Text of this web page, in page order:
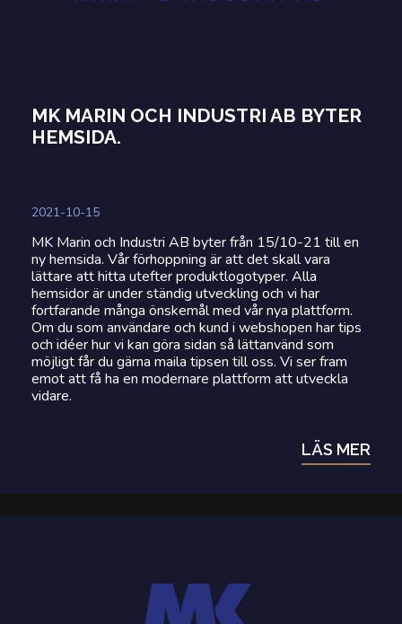
MK MARIN OCH INDUSTRI AB BYTER
HEMSIDA.
2021-10-15
MK Marin och Industri AB byter från 15/10-21 till en
ny hemsida. Vår förhoppning är att det skall vara
lättare att hitta utefter produktlogotyper. Alla
hemsidor är under ständig utveckling och vi har
fortfarande många önskemål med vår nya plattform.
Om du som användare och kund i webshopen har tips
och idéer hur vi kan göra sidan så lättanvänd som
möjligt får du gärna maila tipsen till oss. Vi ser fram
emot att få ha en modernare plattform att utveckla
vidare.
LÄS MER